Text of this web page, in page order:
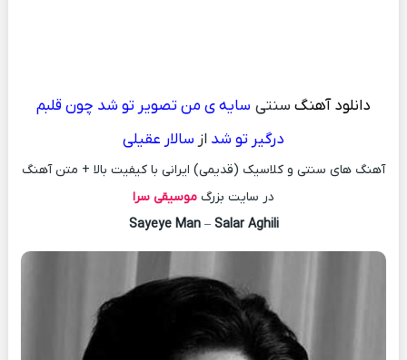
دانلود آهنگ سنتی سایه ی من تصویر تو شد چون قلبم
درگیر تو شد از سالار عقیلی
آهنگ های سنتی و کلاسیک (قدیمی) ایرانی با کیفیت بالا + متن آهنگ
در سایت بزرگ موسیقی سرا
Sayeye Man– Salar Aghili